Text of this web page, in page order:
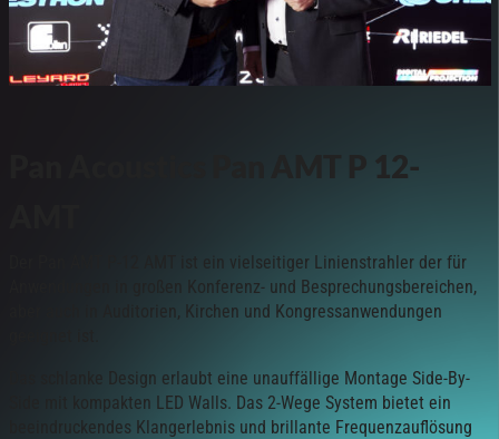
Pan Acoustics Pan AMT P 12-
Der Pan AMT P-12 AMT ist ein vielseitiger Linienstrahler der für
Anwendungen in großen Konferenz- und Besprechungsbereichen,
aber auch in Auditorien, Kirchen und Kongressanwendungen
Das schlanke Design erlaubt eine unauffällige Montage Side-By-
Side mit kompakten LED Walls. Das 2-Wege System bietet ein
beeindruckendes Klangerlebnis und brillante Frequenzauflösung